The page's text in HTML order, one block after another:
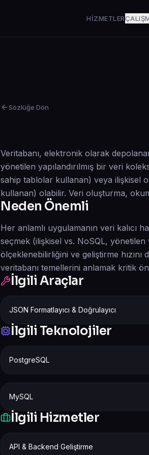
HIZMETLER
Sözlüğe Dön
Veritabanı, elektronik olarak
yönetilen yapılandırılmış bir veri
sahip tablolar kullanan) veya ilişkisel
kullanan) olabilir. Veri oluşturma,
Neden Önemli
Her anlamlı uygulamanın veri kalıcı
seçmek (ilişkisel vs. NoSQL, yönetilen
ölçeklenebilirliğini ve geliştirme
veritabanı temellerini anlamak kritik
İlgili Araçlar
JSON Formatlayıcı & Doğrulayıcı
İlgili Teknolojiler
PostgreSQL
MySQL
İlgili Hizmetler
API & Backend Geliştirme